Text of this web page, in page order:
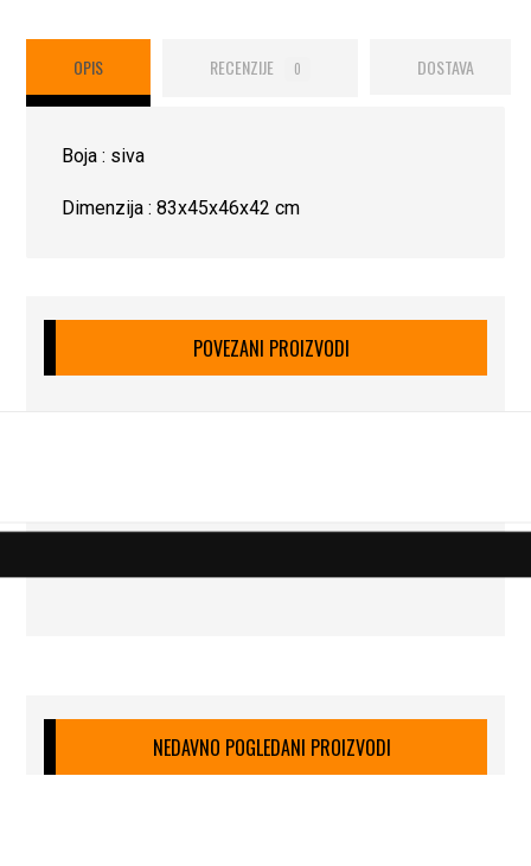
OPIS RECENZIJE 0 DOSTAVA
Boja : siva
Dimenzija : 83x45x46x42 cm
POVEZANI PROIZVODI
NEDAVNO POGLEDANI PROIZVODI